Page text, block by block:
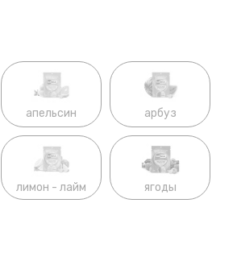
апельсин арбуз
лимон - лайм ягоды